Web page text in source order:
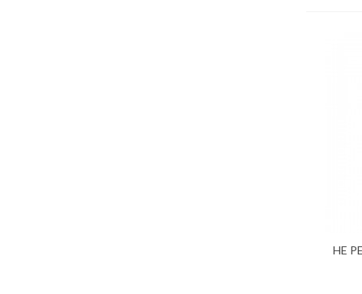
HE